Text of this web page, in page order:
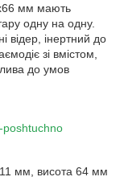
мм мають
одну на одну.
відер, інертний до
зі вмістом,
до умов
poshtuchno
мм, висота 64 мм